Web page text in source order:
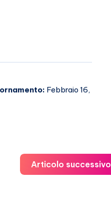
Febbraio 16,
Articolo successivo